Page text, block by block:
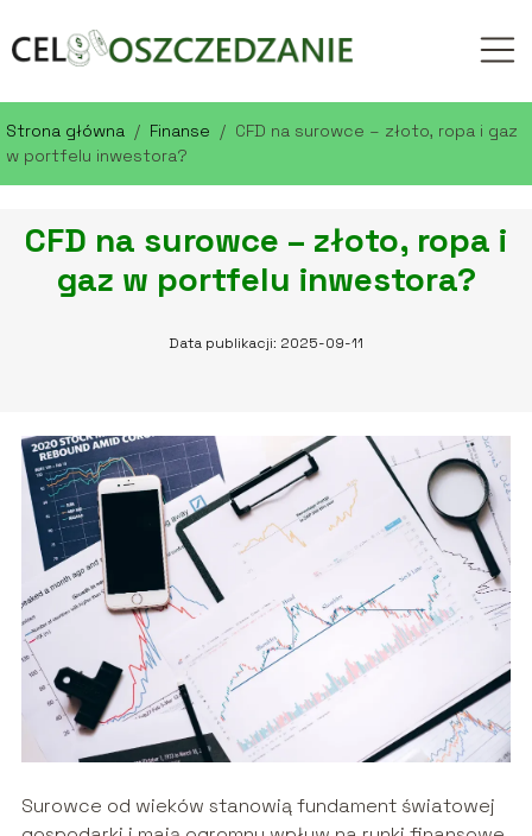
Strona główna / Finanse / CFD na surowce – złoto, ropa i gaz
w portfelu inwestora?
CFD na surowce – złoto, ropa i
gaz w portfelu inwestora?
Data publikacji: 2025-09-11
Surowce od wieków stanowią fundament światowej